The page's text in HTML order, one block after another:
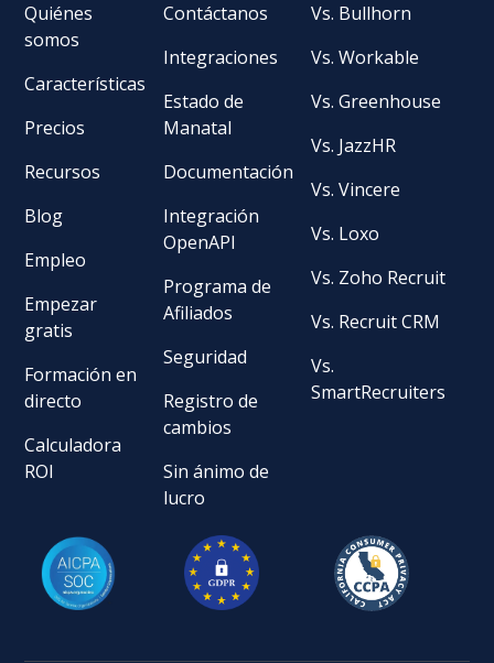
Quiénes
somos
Características
Precios
Recursos
Blog
Empleo
Empezar
gratis
Formación en
directo
Calculadora
ROI
Contáctanos
Integraciones
Estado de
Manatal
Documentación
Integración
OpenAPI
Programa de
Afiliados
Seguridad
Registro de
cambios
Sin ánimo de
lucro
Vs. Bullhorn
Vs. Workable
Vs. Greenhouse
Vs. JazzHR
Vs. Vincere
Vs. Loxo
Vs. Zoho Recruit
Vs. Recruit CRM
Vs.
SmartRecruiters